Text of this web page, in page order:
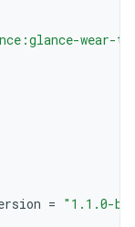
wear-
= "1.1.0-